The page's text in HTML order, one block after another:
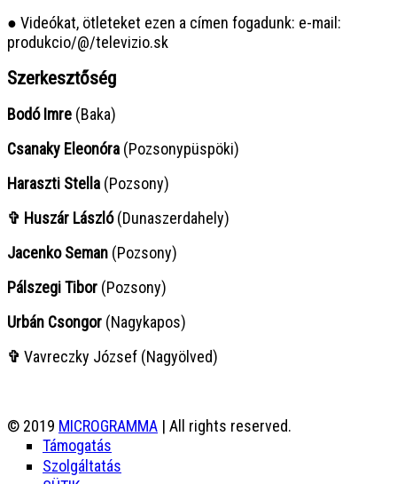
● Videókat, ötleteket ezen a címen fogadunk: e-mail:
produkcio/@/televizio.sk
Szerkesztőség
Bodó Imre (Baka)
Csanaky Eleonóra (Pozsonypüspöki)
Haraszti Stella (Pozsony)
✞ Huszár László(Dunaszerdahely)
Jacenko Seman (Pozsony)
Pálszegi Tibor (Pozsony)
Urbán Csongor (Nagykapos)
✞ Vavreczky József (Nagyölved)
© 2019 MICROGRAMMA | All rights reserved.
Támogatás
Szolgáltatás